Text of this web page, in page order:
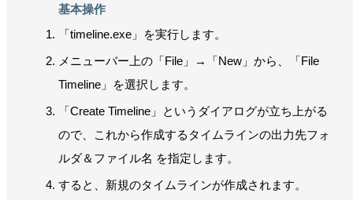
基本操作
「timeline.exe」を実行します。
メニューバー上の「File」→「New」から、「File
Timeline」を選択します。
「Create Timeline」というダイアログが立ち上がる
ので、これから作成するタイムラインの出力先フォ
ルダ＆ファイル名 を指定します。
すると、新規のタイムラインが作成されます。